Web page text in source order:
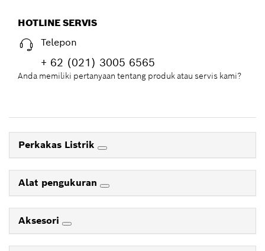
HOTLINE SERVIS
Telepon
+ 62 (021) 3005 6565
Anda memiliki pertanyaan tentang produk atau servis kami?
Perkakas Listrik
Alat pengukuran
Aksesori